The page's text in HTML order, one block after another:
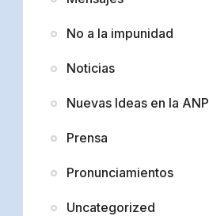
No a la impunidad
Noticias
Nuevas Ideas en la ANP
Prensa
Pronunciamientos
Uncategorized